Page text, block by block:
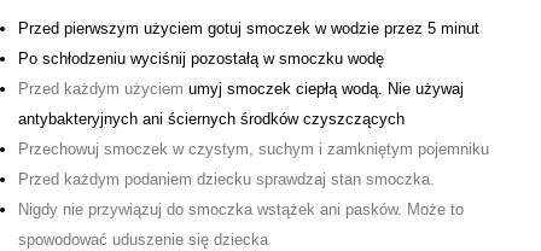
Przed pierwszym użyciem gotuj smoczek w wodzie przez 5 minut
Po schłodzeniu wyciśnij pozostałą w smoczku wodę
Przed każdym użyciem umyj smoczek ciepłą wodą. Nie używaj
antybakteryjnych ani ściernych środków czyszczących
Przechowuj smoczek w czystym, suchym i zamkniętym pojemniku
Przed każdym podaniem dziecku sprawdzaj stan smoczka.
Nigdy nie przywiązuj do smoczka wstążek ani pasków. Może to
spowodować uduszenie się dziecka